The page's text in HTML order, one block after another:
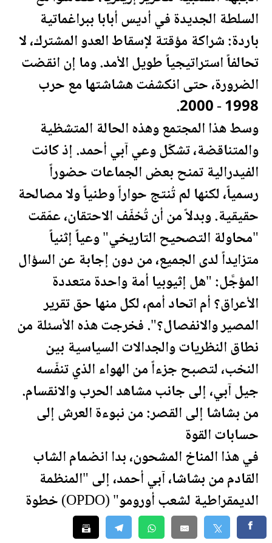
السلطةالجديدةفي أديس أبابا ببراغماتية
باردة: شراكة مؤقتة لإسقاط العدو المشترك، لا
تحالفاً استراتيجياً طويل الأمد. وما إن انقضت
الضرورة، حتى انكشفت هشاشتها مع حرب
1998 - 2000.
وسط هذا المجتمع وهذه الحالة المتشظية
والمتناقضة، تشكّل وعي آبي أحمد. إذ كانت
الفيدرالية تمنح بعض الجماعات حضوراً
رسمياً، لكنها لم تُنتج حواراً وطنياً ولا مصالحة
حقيقية. وبدلاً من أن تُخفّف الاحتقان، عمّقت
"محاولة التصحيح التاريخي" وعياً إثنياً
متزايداً لدى الجميع، من دون إجابة عن السؤال
المؤجَّل: "هل إثيوبيا أمة واحدة متعددة
الأعراق؟ أم اتحاد أمم، لكل منها حق تقرير
المصير والانفصال؟". فخرجت هذه الأسئلة من
نطاق النظريات والجدالات السياسية بين
النخب، لتصبح جزءاً من الهواء الذي تنفّسه
جيل آبي، إلى جانب مشاهد الحرب والانقسام.
من بشاشا إلىالقصر: من نبوءة العرش إلى
حسابات القوة
في هذا المناخ المشحون، بدا انضمام الشاب
القادم من بشاشا، آبي أحمد، إلى "المنظمة
الديمقراطية لشعب أورومو" (OPDO) خطوة
مربكة لكثيرين. فهذه المنظمة لم تكن، في نظر